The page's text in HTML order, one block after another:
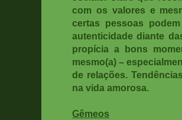
com os valores e
certas pessoas
autenticidade diante
propícia a bons
mesmo(a) –
de relações.
na vida amorosa.
Gêmeos